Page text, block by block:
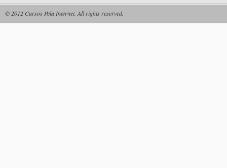
© 2012 Cursos Pela Internet. All rights reserved.